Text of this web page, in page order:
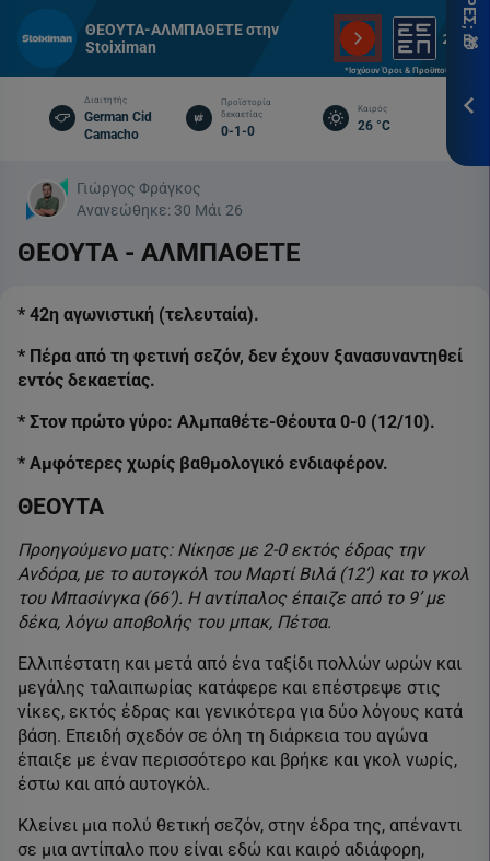
ΘΕΟΥΤΑ-ΑΛΜΠΑΘΕΤΕ στην
Stoiximan
*Ισχύουν Όροι & Προϋποθέσεις
Διαιτητής
German Cid
Camacho
Προϊστορία
δεκαετίας
0-1-0
Καιρός
26 °C
Γιώργος Φράγκος
Ανανεώθηκε: 30 Μάι 26
ΘΕΟΥΤΑ - ΑΛΜΠΑΘΕΤΕ
* 42η αγωνιστική (τελευταία).
* Πέρα από τη φετινή σεζόν, δεν έχουν ξανασυναντηθεί
εντός δεκαετίας.
* Στον πρώτο γύρο: Αλμπαθέτε-Θέουτα 0-0 (12/10).
* Αμφότερες χωρίς βαθμολογικό ενδιαφέρον.
ΘΕΟΥΤΑ
Προηγούμενο ματς: Νίκησε με 2-0 εκτός έδρας την
Ανδόρα, με το αυτογκόλ του Μαρτί Βιλά (12’) και το γκολ
του Μπασίνγκα (66’). Η αντίπαλος έπαιζε από το 9’ με
δέκα, λόγω αποβολής του μπακ, Πέτσα.
Ελλιπέστατη και μετά από ένα ταξίδι πολλών ωρών και
μεγάλης ταλαιπωρίας κατάφερε και επέστρεψε στις
νίκες, εκτός έδρας και γενικότερα για δύο λόγους κατά
βάση. Επειδή σχεδόν σε όλη τη διάρκεια του αγώνα
έπαιξε με έναν περισσότερο και βρήκε και γκολ νωρίς,
έστω και από αυτογκόλ.
Κλείνει μια πολύ θετική σεζόν, στην έδρα της, απέναντι
σε μια αντίπαλο που είναι εδώ και καιρό αδιάφορη,
&